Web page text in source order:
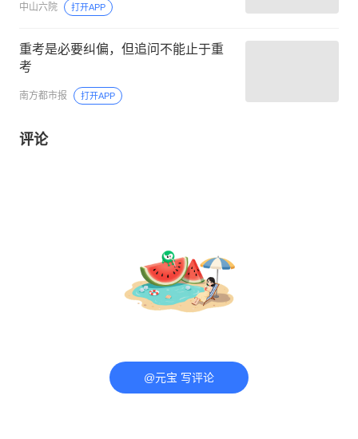
中山六院 打开APP
重考是必要纠偏，但追问不能止于重
考
南方都市报 打开APP
评论
@元宝 写评论